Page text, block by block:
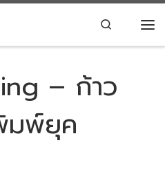
Search
– ก้าว
มพ์ยุค